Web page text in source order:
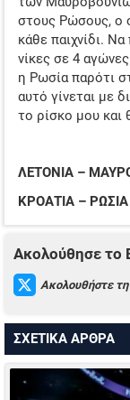
στους Ρώσους, ο
κάθε παιχνίδι.
νίκες σε 4
η Ρωσία παρότι
αυτό γίνεται με
το ρίσκο μου και
ΛΕΤΟΝΙΑ –
ΚΡΟΑΤΙΑ –
Ακολούθησε το
Ακολουθήστε τη
ΣΧΕΤΙΚΑ ΑΡΘΡΑ